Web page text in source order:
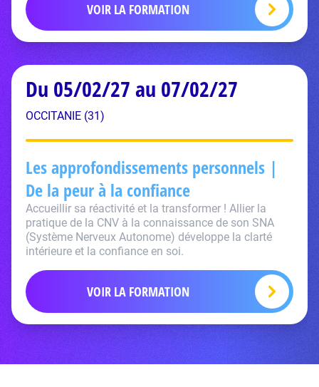
VOIR LA FORMATION
Du 05/02/27 au 07/02/27
OCCITANIE (31)
Les approfondissements personnels |
De la peur à la confiance
Accueillir sa réactivité et la transformer ! Allier la
pratique de la CNV à la connaissance de son SNA
(Système Nerveux Autonome) développe la clarté
intérieure et la confiance en soi.
VOIR LA FORMATION